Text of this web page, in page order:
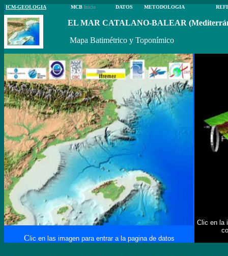
ICM-GEOLOGIA MCB Inicio DATOS METODOLOGIA
EL MAR CATALANO-BALEAR
Mapa Batimétrico y Toponímico
C lic en las imagen para entrar a la pagina de datos
Clic en la